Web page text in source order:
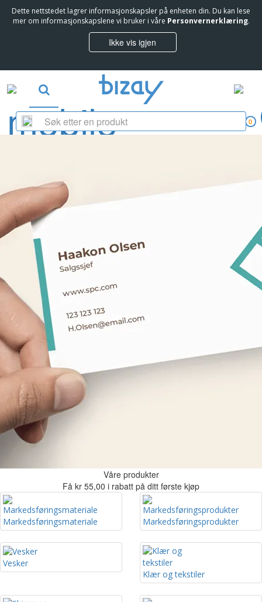
Dette nettstedet lagrer informasjonskapsler på enheten din. Du kan lese
mer om informasjonskapslene vi bruker i våre Personvernerklæring.
Ikke vis igjen
0
Våre produkter
Få kr 55,00 i rabatt på ditt første kjøp
Markedsføringsmateriale Markedsføringsprodukter
Vesker
Klær og tekstiler